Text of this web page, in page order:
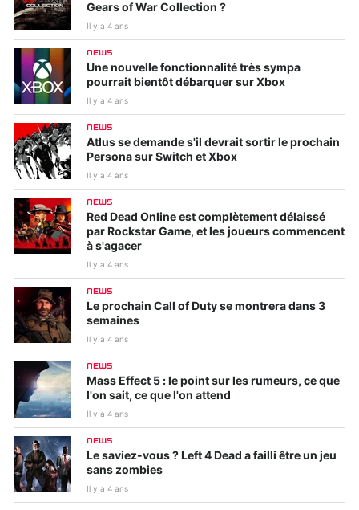
Gears of War Collection ?
Il y a 4 ans
NEWS
Une nouvelle fonctionnalité très sympa
pourrait bientôt débarquer sur Xbox
Il y a 4 ans
NEWS
Atlus se demande s'il devrait sortir le prochain
Persona sur Switch et Xbox
Il y a 4 ans
NEWS
Red Dead Online est complètement délaissé
par Rockstar Game, et les joueurs commencent
à s'agacer
Il y a 4 ans
NEWS
Le prochain Call of Duty se montrera dans 3
semaines
Il y a 4 ans
NEWS
Mass Effect 5 : le point sur les rumeurs, ce que
l'on sait, ce que l'on attend
Il y a 4 ans
NEWS
Le saviez-vous ? Left 4 Dead a failli être un jeu
sans zombies
Il y a 4 ans